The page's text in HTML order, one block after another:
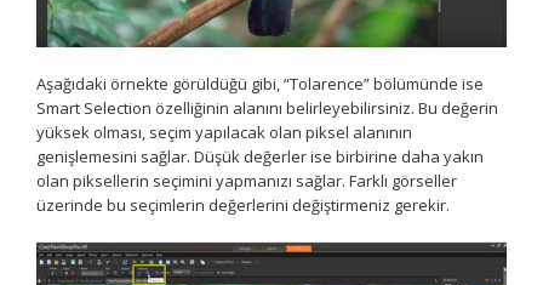
Aşağıdaki örnekte görüldüğü gibi, “Tolarence” bölümünde ise
Smart Selection özelliğinin alanını belirleyebilirsiniz. Bu değerin
yüksek olması, seçim yapılacak olan piksel alanının
genişlemesini sağlar. Düşük değerler ise birbirine daha yakın
olan piksellerin seçimini yapmanızı sağlar. Farklı görseller
üzerinde bu seçimlerin değerlerini değiştirmeniz gerekir.